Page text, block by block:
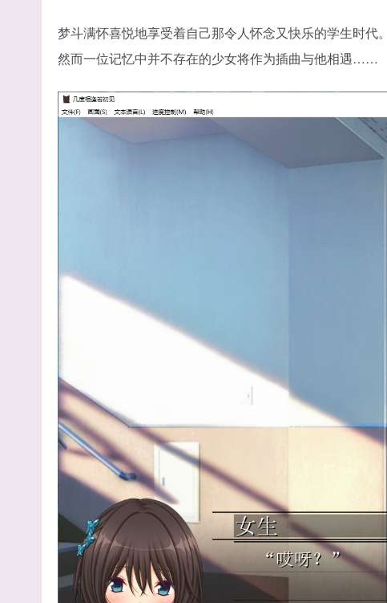
梦斗满怀喜悦地享受着自己那令人怀念又快乐的学生时代。
然而一位记忆中并不存在的少女将作为插曲与他相遇……